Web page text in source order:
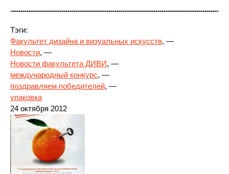
Тэги:
Факультет дизайна и визуальных искусств, —
Новости, —
Новости факультета ДИВИ, —
международный конкурс, —
поздравляем победителей, —
упаковка
24 октября 2012